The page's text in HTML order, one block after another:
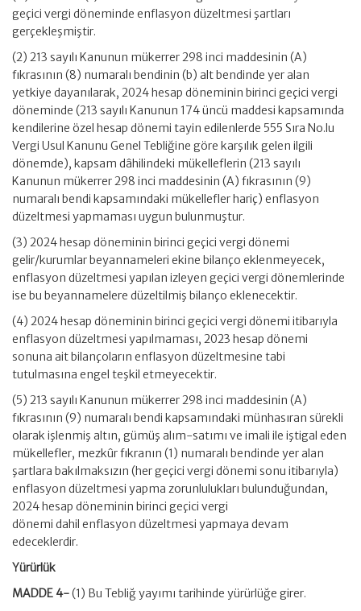
geçici vergi döneminde enflasyon düzeltmesi şartları
gerçekleşmiştir.
(2) 213 sayılı Kanunun mükerrer 298 inci maddesinin (A)
fıkrasının (8) numaralı bendinin (b) alt bendinde yer alan
yetkiye dayanılarak, 2024 hesap döneminin birinci geçici vergi
döneminde (213 sayılı Kanunun 174 üncü maddesi kapsamında
kendilerine özel hesap dönemi tayin edilenlerde 555 Sıra No.lu
Vergi Usul Kanunu Genel Tebliğine göre karşılık gelen ilgili
dönemde), kapsam dâhilindeki mükelleflerin (213 sayılı
Kanunun mükerrer 298 inci maddesinin (A) fıkrasının (9)
numaralı bendi kapsamındaki mükellefler hariç) enflasyon
düzeltmesi yapmaması uygun bulunmuştur.
(3) 2024 hesap döneminin birinci geçici vergi dönemi
gelir/kurumlar beyannameleri ekine bilanço eklenmeyecek,
enflasyon düzeltmesi yapılan izleyen geçici vergi dönemlerinde
ise bu beyannamelere düzeltilmiş bilanço eklenecektir.
(4) 2024 hesap döneminin birinci geçici vergi dönemi itibarıyla
enflasyon düzeltmesi yapılmaması, 2023 hesap dönemi
sonuna ait bilançoların enflasyon düzeltmesine tabi
tutulmasına engel teşkil etmeyecektir.
(5) 213 sayılı Kanunun mükerrer 298 inci maddesinin (A)
fıkrasının (9) numaralı bendi kapsamındaki münhasıran sürekli
olarak işlenmiş altın, gümüş alım-satımı ve imali ile iştigal eden
mükellefler, mezkûr fıkranın (1) numaralı bendinde yer alan
şartlara bakılmaksızın (her geçici vergi dönemi sonu itibarıyla)
enflasyon düzeltmesi yapma zorunlulukları bulunduğundan,
2024 hesap döneminin birinci geçici vergi
dönemi dahil enflasyon düzeltmesi yapmaya devam
edeceklerdir.
Yürürlük
MADDE 4-(1) Bu Tebliğ yayımı tarihinde yürürlüğe girer.